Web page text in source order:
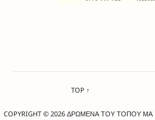
TOP ↑
COPYRIGHT © 2026 ΔΡΩΜΕΝΑ ΤΟΥ ΤΟΠΟΥ ΜΑΣ